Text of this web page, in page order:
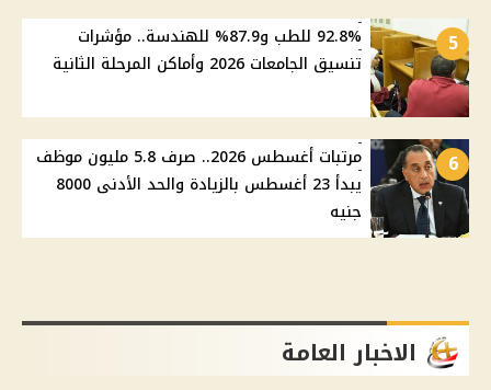
5
92.8% للطب و87.9% للهندسة.. مؤشرات
تنسيق الجامعات 2026 وأماكن المرحلة الثانية
6
مرتبات أغسطس 2026.. صرف 5.8 مليون موظف
يبدأ 23 أغسطس بالزيادة والحد الأدنى 8000
جنيه
الاخبار العامة